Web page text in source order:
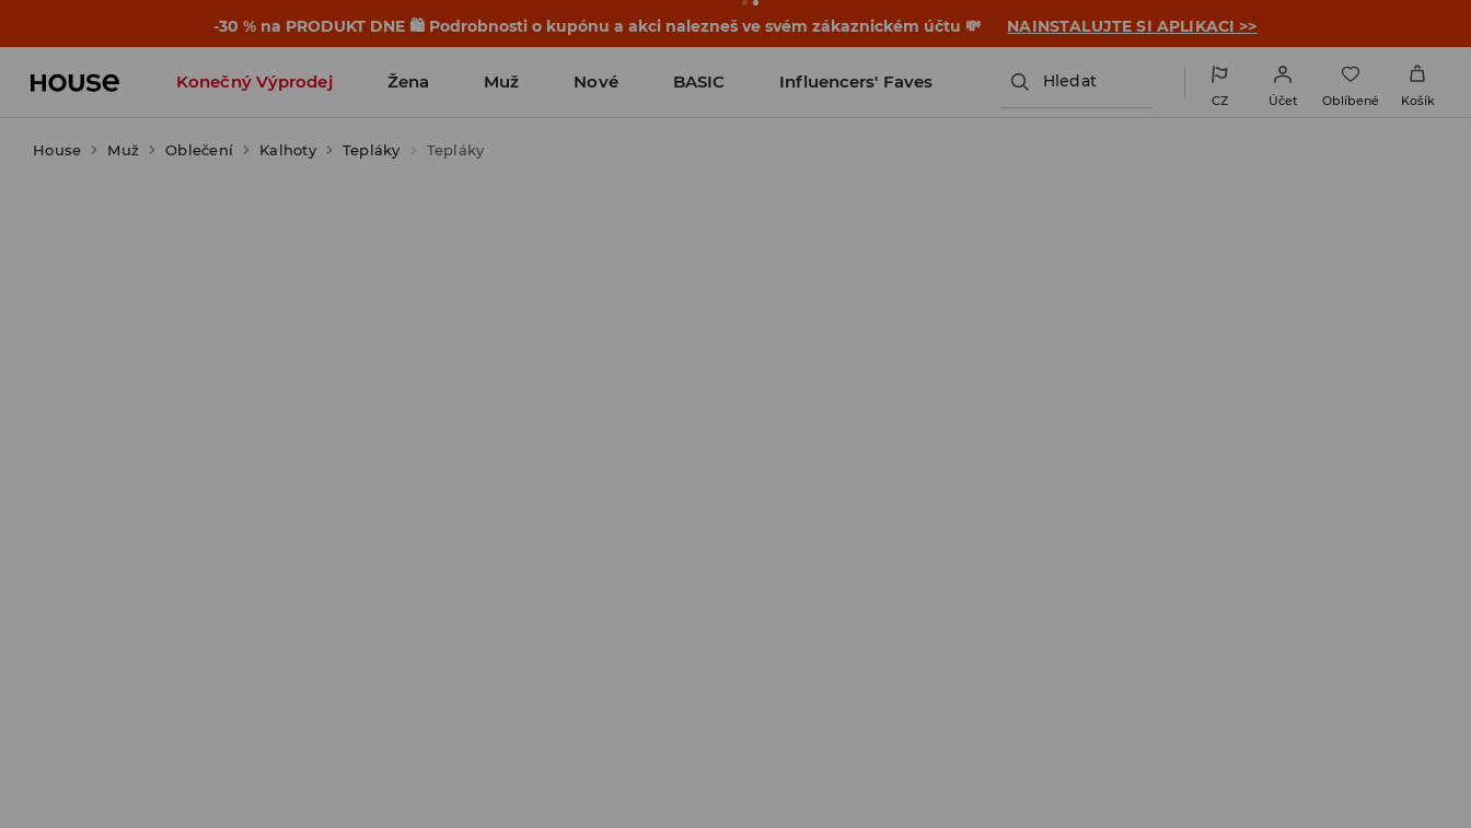
-30 % na PRODUKT DNE 🛍️ Podrobnosti o kupónu a akci nalezneš ve svém zákaznickém účtu 💸 NAINSTALUJTE SI APLIKACI >>
Konečný Výprodej Žena Muž Nové BASIC Influencers' Faves Hledat
CZ Účet Oblíbené Košík
House Muž Oblečení Kalhoty Tepláky Tepláky